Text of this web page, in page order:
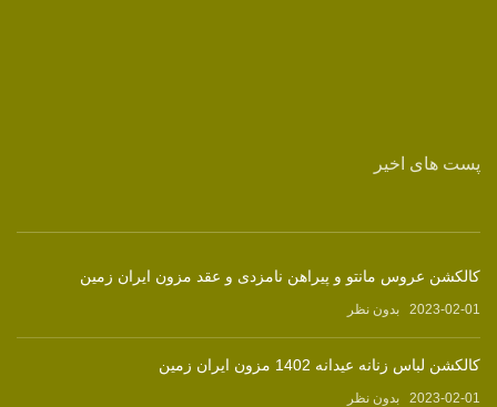
پست های اخیر
کالکشن عروس مانتو و پیراهن نامزدی و عقد مزون ایران زمین
2023-02-01 بدون نظر
کالکشن لباس زنانه عیدانه 1402 مزون ایران زمین
2023-02-01 بدون نظر